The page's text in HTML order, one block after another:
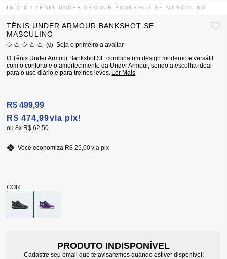
INÍCIO TÊNIS UNDER ARMOUR BANKSHOT SE MASCULINO
TÊNIS UNDER ARMOUR BANKSHOT SE
MASCULINO
(0)
Seja o primeiro a avaliar
O Tênis Under Armour Bankshot SE combina um design moderno e versátil
com o conforto e o amortecimento da Under Armour, sendo a escolha ideal
para o uso diário e para treinos leves. Ler Mais
R$ 474,99via pix!
R$ 499,99
8x R$ 62,50
Você economiza R$ 25,00via pix
PRODUTO INDISPONÍVEL
Cadastre seu email que te avisaremos quando estiver disponível: